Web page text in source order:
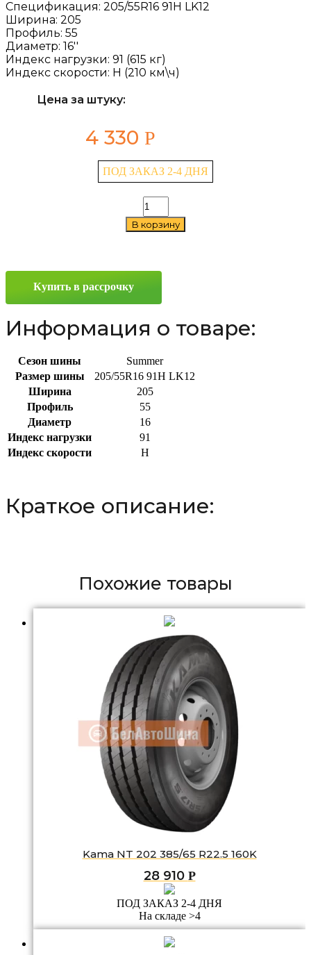
Спецификация: 205/55R16 91H LK12
Ширина: 205
Профиль: 55
Диаметр: 16''
Индекс нагрузки: 91 (615 кг)
Индекс скорости: H (210 км\ч)
Цена за штуку:
4 330 Р
ПОД ЗАКАЗ 2-4 ДНЯ
Количество
товара
Laufenn
91H
В корзину
Купить в рассрочку
Информация о товаре:
Сезон шины
Summer
Размер шины
205/55R16 91H LK12
Ширина
205
Профиль
55
Диаметр
16
Индекс нагрузки
91
Индекс скорости
H
Краткое описание:
Похожие товары
Kama NT 202 385/65 R22.5 160K
28 910 Р
ПОД ЗАКАЗ 2-4 ДНЯ
На складе >4